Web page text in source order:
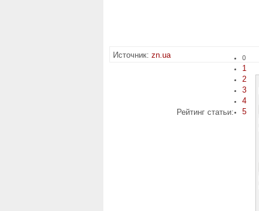
Источник: zn.ua
Рейтинг статьи:
0
1
2
3
4
5